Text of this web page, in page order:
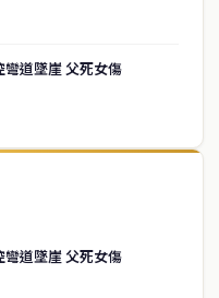
道墜崖 父死女傷
道墜崖 父死女傷
谷的中文新聞媒體，致力於